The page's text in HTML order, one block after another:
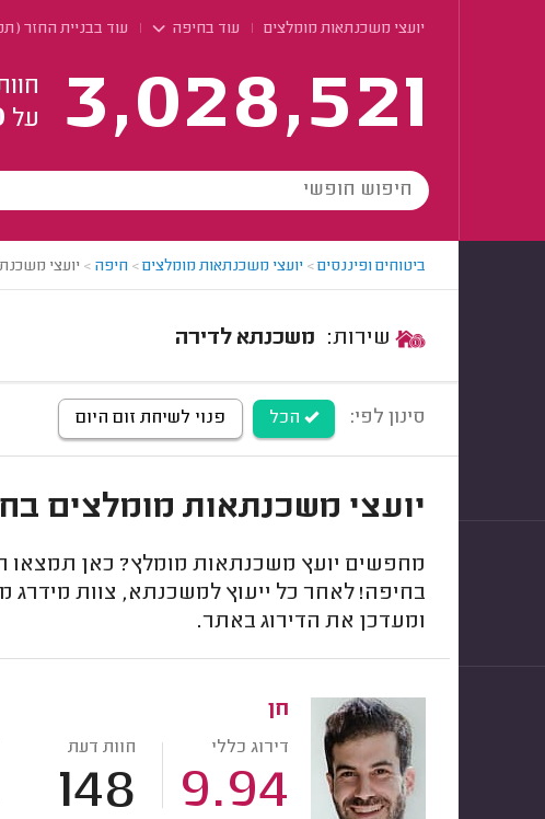
יועצי משכנתאות מומלצים עוד בחיפה עוד בבניית החזר
3,028,521
על
ביטוחים ופיננסים> יועצי משכנתאות מומלצים> חיפה > יועצי
משכנתא לדירה
סינון לפי: הכל פנוי לשיחת זום היום
יועצי משכנתאות מומלצים
מחפשים יועץ משכנתאות מומלץ? כאן תמצאו
בחיפה! לאחר כל ייעוץ למשכנתא, צוות מידרג
ומעדכן את הדירוג באתר.
חן
דירוג כללי
9.94
חוות דעת
148